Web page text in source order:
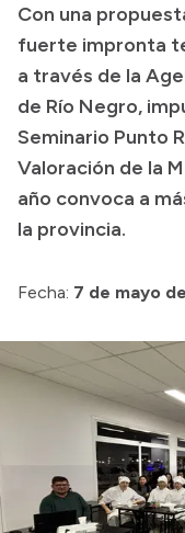
Presupuesto
Boletín Oficial
Compras y
Consulta de
Consulta de pago
Convocatorias
Intranet
Login
Con una
fuerte impronta
a través de la
de Río Negro,
Seminario Punto
Valoración de la
año convoca a
la provincia.
Fecha: 7 de mayo